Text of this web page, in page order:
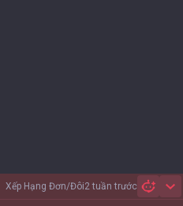
Xếp Hạng Đơn/Đôi2 tuần trước